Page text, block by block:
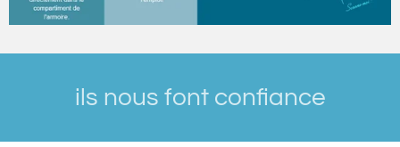
ils nous font confiance